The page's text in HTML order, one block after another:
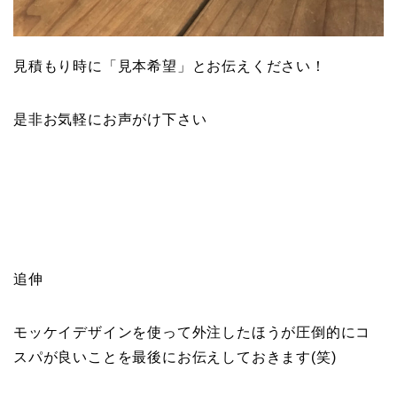
見積もり時に「見本希望」とお伝えください！
是非お気軽にお声がけ下さい
追伸
モッケイデザインを使って外注したほうが圧倒的にコ
スパが良いことを最後にお伝えしておきます(笑)